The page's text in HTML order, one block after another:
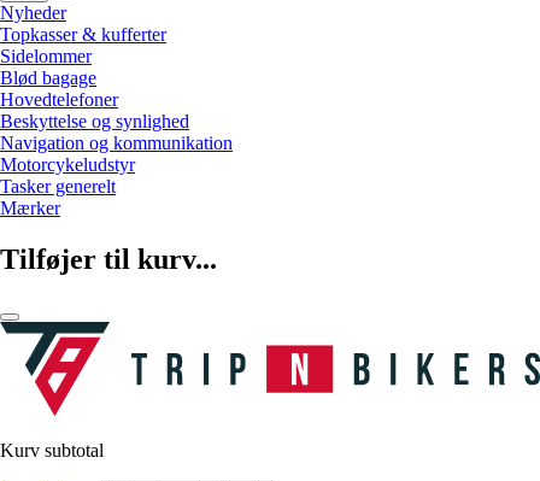
Nyheder
Topkasser & kufferter
Sidelommer
Blød bagage
Hovedtelefoner
Beskyttelse og synlighed
Navigation og kommunikation
Motorcykeludstyr
Tasker generelt
Mærker
Tilføjer til kurv...
Kurv subtotal